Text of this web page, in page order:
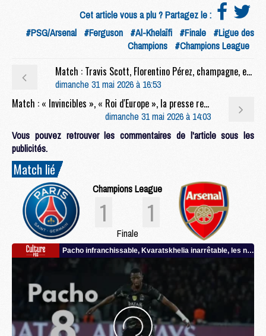
Cet article vous a plu ? Partagez le :
#PSG/Arsenal #Ferguson #Al-Khelaïfi #Finale #Ligue des
Champions #Champions League
Match : Travis Scott, Florentino Pérez, champagne, etc : la nuit parisienne après PSG/Arsenal
dimanche 31 mai 2026 à 16:53
Match : « Invincibles », « Roi d'Europe », la presse rend hommage au PSG et à Luis Enrique
dimanche 31 mai 2026 à 14:03
Vous pouvez retrouver les commentaires de l'article sous les
publicités.
Match lié
Champions League
1 1
Finale